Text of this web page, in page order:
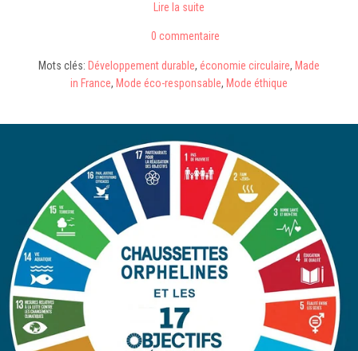
Lire la suite
0 commentaire
Mots clés: Développement durable, économie circulaire, Made
in France, Mode éco-responsable, Mode éthique